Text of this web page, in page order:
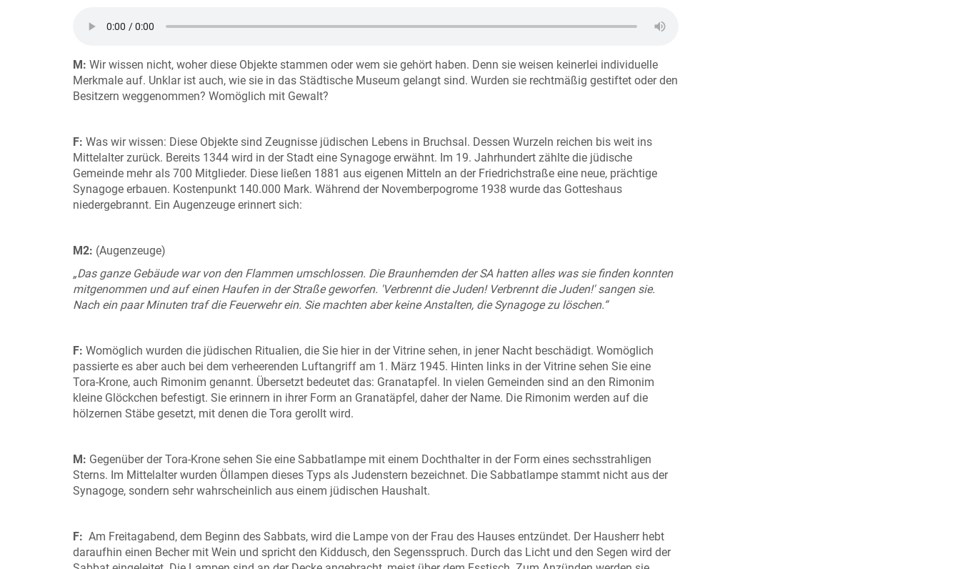
M: Wir wissen nicht, woher diese Objekte stammen oder wem sie gehört haben. Denn sie weisen keinerlei individuelle
Merkmale auf. Unklar ist auch, wie sie in das Städtische Museum gelangt sind. Wurden sie rechtmäßig gestiftet oder den
Besitzern weggenommen? Womöglich mit Gewalt?
F: Was wir wissen: Diese Objekte sind Zeugnisse jüdischen Lebens in Bruchsal. Dessen Wurzeln reichen bis weit ins
Mittelalter zurück. Bereits 1344 wird in der Stadt eine Synagoge erwähnt. Im 19. Jahrhundert zählte die jüdische
Gemeinde mehr als 700 Mitglieder. Diese ließen 1881 aus eigenen Mitteln an der Friedrichstraße eine neue, prächtige
Synagoge erbauen. Kostenpunkt 140.000 Mark. Während der Novemberpogrome 1938 wurde das Gotteshaus
niedergebrannt. Ein Augenzeuge erinnert sich:
M2: (Augenzeuge)
„Das ganze Gebäude war von den Flammen umschlossen. Die Braunhemden der SA hatten alles was sie finden konnten
mitgenommen und auf einen Haufen in der Straße geworfen. 'Verbrennt die Juden! Verbrennt die Juden!' sangen sie.
Nach ein paar Minuten traf die Feuerwehr ein. Sie machten aber keine Anstalten, die Synagoge zu löschen.“
F: Womöglich wurden die jüdischen Ritualien, die Sie hier in der Vitrine sehen, in jener Nacht beschädigt. Womöglich
passierte es aber auch bei dem verheerenden Luftangriff am 1. März 1945. Hinten links in der Vitrine sehen Sie eine
Tora-Krone, auch Rimonim genannt. Übersetzt bedeutet das: Granatapfel. In vielen Gemeinden sind an den Rimonim
kleine Glöckchen befestigt. Sie erinnern in ihrer Form an Granatäpfel, daher der Name. Die Rimonim werden auf die
hölzernen Stäbe gesetzt, mit denen die Tora gerollt wird.
M: Gegenüber der Tora-Krone sehen Sie eine Sabbatlampe mit einem Dochthalter in der Form eines sechsstrahligen
Sterns. Im Mittelalter wurden Öllampen dieses Typs als Judenstern bezeichnet. Die Sabbatlampe stammt nicht aus der
Synagoge, sondern sehr wahrscheinlich aus einem jüdischen Haushalt.
F: Am Freitagabend, dem Beginn des Sabbats, wird die Lampe von der Frau des Hauses entzündet. Der Hausherr hebt
daraufhin einen Becher mit Wein und spricht den Kiddusch, den Segensspruch. Durch das Licht und den Segen wird der